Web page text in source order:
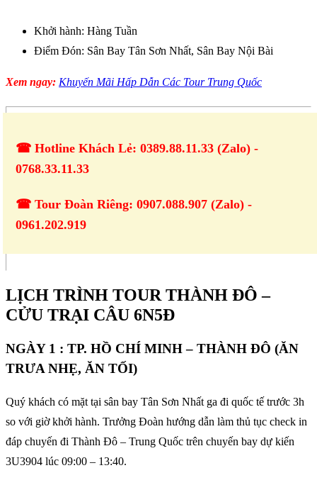
Khởi hành: Hàng Tuần
Điểm Đón: Sân Bay Tân Sơn Nhất, Sân Bay Nội Bài
Xem ngay: Khuyến Mãi Hấp Dẫn Các Tour Trung Quốc
☎ Hotline Khách Lẻ: 0389.88.11.33 (Zalo) -
0768.33.11.33
☎ Tour Đoàn Riêng: 0907.088.907 (Zalo) -
0961.202.919
LỊCH TRÌNH TOUR THÀNH ĐÔ –
CỬU TRẠI CÂU 6N5Đ
NGÀY 1 : TP. HỒ CHÍ MINH – THÀNH ĐÔ (ĂN
TRƯA NHẸ, ĂN TỐI)
Quý khách có mặt tại sân bay Tân Sơn Nhất ga đi quốc tế trước 3h
so với giờ khởi hành. Trưởng Đoàn hướng dẫn làm thủ tục check in
đáp chuyến đi Thành Đô – Trung Quốc trên chuyến bay dự kiến
3U3904 lúc 09:00 – 13:40.